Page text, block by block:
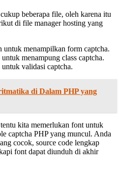
beberapa file, oleh karena itu
di file manager hosting yang
untuk menampilkan form captcha.
menampung class captcha.
validasi captcha.
di Dalam PHP yang
kita memerlukan font untuk
captcha PHP yang muncul. Anda
cocok, source code lengkap
font dapat diunduh di akhir